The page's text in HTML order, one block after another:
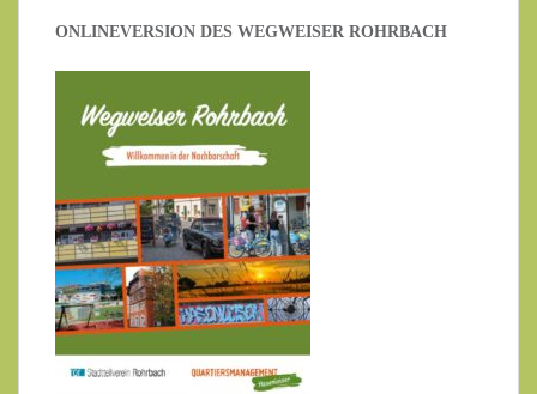
ONLINEVERSION DES WEGWEISER ROHRBACH